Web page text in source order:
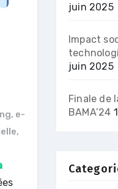
, e-
,
juin 2025
Impact
juin 2025
Finale de
BAMA’24